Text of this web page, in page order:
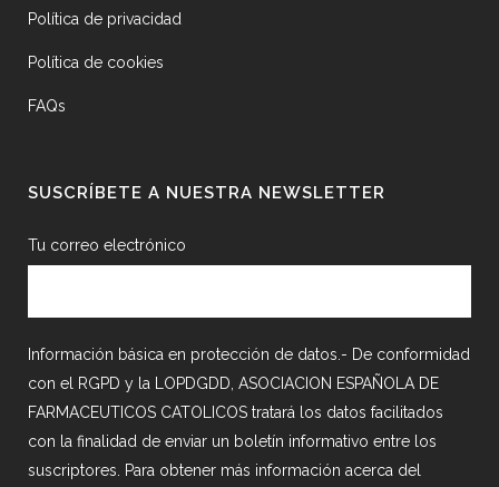
Política de privacidad
Política de cookies
FAQs
SUSCRÍBETE A NUESTRA NEWSLETTER
Tu correo electrónico
Información básica en protección de datos.- De conformidad
con el RGPD y la LOPDGDD, ASOCIACION ESPAÑOLA DE
FARMACEUTICOS CATOLICOS tratará los datos facilitados
con la finalidad de enviar un boletín informativo entre los
suscriptores. Para obtener más información acerca del